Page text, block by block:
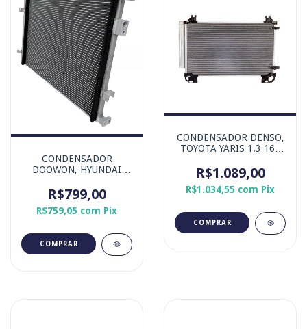
CONDENSADOR
DOOWON, HYUNDAI
2020-2025 MOTOR
TURBO
R$799,00
R$759,05 com Pix
CONDENSADOR DENSO,
TOYOTA YARIS 1.3 16V
16V 2018-2025
R$1.089,00
R$1.034,55 com Pix